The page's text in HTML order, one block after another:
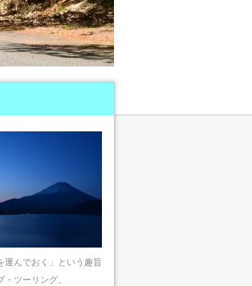
運んでおく」という趣旨
ツーリング。